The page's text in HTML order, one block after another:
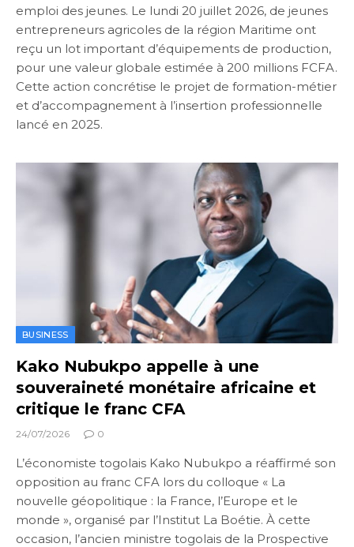
emploi des jeunes. Le lundi 20 juillet 2026, de jeunes
entrepreneurs agricoles de la région Maritime ont
reçu un lot important d’équipements de production,
pour une valeur globale estimée à 200 millions FCFA.
Cette action concrétise le projet de formation-métier
et d’accompagnement à l’insertion professionnelle
lancé en 2025.
BUSINESS
Kako Nubukpo appelle à une
souveraineté monétaire africaine et
critique le franc CFA
24/07/2026 0
L’économiste togolais Kako Nubukpo a réaffirmé son
opposition au franc CFA lors du colloque « La
nouvelle géopolitique : la France, l’Europe et le
monde », organisé par l’Institut La Boétie. À cette
occasion, l’ancien ministre togolais de la Prospective